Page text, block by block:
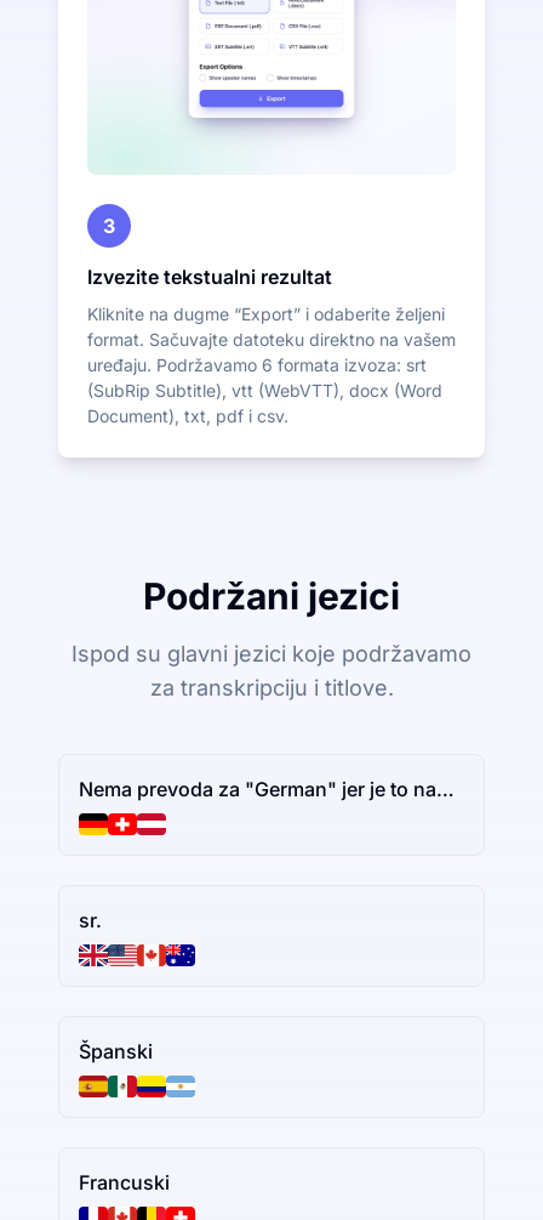
3
Izvezite tekstualni rezultat
Kliknite na dugme “Export” i odaberite željeni
format. Sačuvajte datoteku direktno na vašem
uređaju. Podržavamo 6 formata izvoza: srt
(SubRip Subtitle), vtt (WebVTT), docx (Word
Document), txt, pdf i csv.
Podržani jezici
Ispod su glavni jezici koje podržavamo
za transkripciju i titlove.
Nema prevoda za "German" jer je to naziv jezika. Ako imate dodatni tekst za prevođenje, slobodno ga podelite.
sr.
Španski
Francuski